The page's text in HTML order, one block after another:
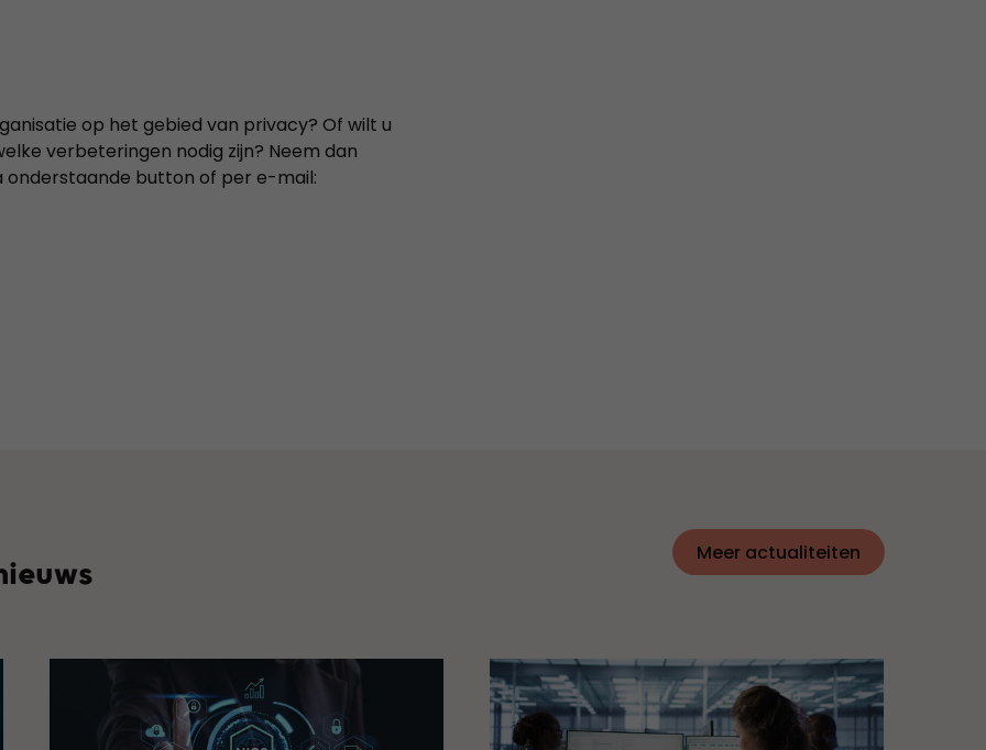
op het gebied van privacy? Of wilt u
verbeteringen nodig zijn? Neem dan
button of per e-mail:
Meer actualiteiten